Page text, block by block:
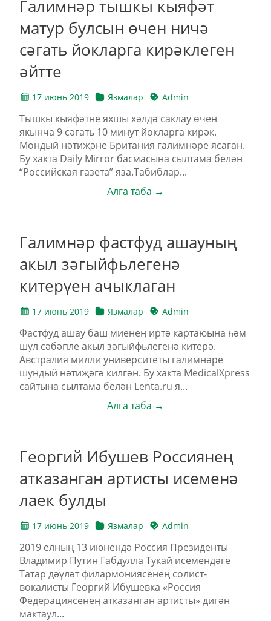
Галимнәр тышкы кыяфәт
матур булсын өчен ничә
сәгать йокларга кирәклеген
әйтте
17 июнь 2019 Язмалар Admin
Тышкы кыяфәтне яхшы хәлдә саклау өчен
якынча 9 сәгать 10 минут йокларга кирәк.
Мондый нәтиҗәне Британия галимнәре ясаган.
Бу хакта Daily Mirror басмасына сылтама белән
“Российская газета” яза.Табиблар...
Алга таба →
Галимнәр фастфуд ашауның
акыл зәгыйфьлегенә
китерүен ачыклаган
17 июнь 2019 Язмалар Admin
Фастфуд ашау баш миенең иртә картаюына һәм
шул сәбәпле акыл зәгыйфьлегенә китерә.
Австралия милли университеты галимнәре
шундый нәтиҗәгә килгән. Бу хакта MedicalXpress
сайтына сылтама белән Lenta.ru я...
Алга таба →
Георгий Ибушев Россиянең
атказанган артисты исеменә
лаек булды
17 июнь 2019 Язмалар Admin
2019 елның 13 июнендә Россия Президенты
Владимир Путин Габдулла Тукай исемендәге
Татар дәүләт филармониясенең солист-
вокалисты Георгий Ибушевка «Россия
Федерациясенең атказанган артисты» дигән
мактаул...